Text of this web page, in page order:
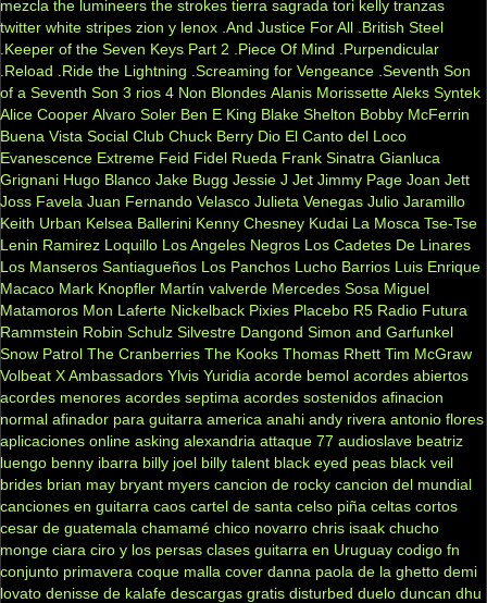
mezcla the lumineers the strokes tierra sagrada tori kelly tranzas
twitter white stripes zion y lenox .And Justice For All .British Steel
.Keeper of the Seven Keys Part 2
.Piece Of Mind
.Purpendicular
.Reload
.Ride the Lightning .Screaming for Vengeance .Seventh Son
of a Seventh Son 3 rios 4 Non Blondes Alanis Morissette Aleks Syntek
Alice Cooper Alvaro Soler Ben E King Blake Shelton Bobby McFerrin
Buena Vista Social Club Chuck Berry Dio El Canto del Loco
Evanescence Extreme Feid Fidel Rueda Frank Sinatra Gianluca
Grignani Hugo Blanco Jake Bugg Jessie J Jet Jimmy Page Joan Jett
Joss Favela Juan Fernando Velasco Julieta Venegas Julio Jaramillo
Keith Urban Kelsea Ballerini Kenny Chesney Kudai La Mosca Tse-Tse
Lenin Ramirez Loquillo Los Angeles Negros Los Cadetes De Linares
Los Manseros Santiagueños Los Panchos Lucho Barrios Luis Enrique
Macaco Mark Knopfler Martín valverde Mercedes Sosa Miguel
Matamoros Mon Laferte Nickelback Pixies Placebo R5 Radio Futura
Rammstein Robin Schulz Silvestre Dangond Simon and Garfunkel
Snow Patrol The Cranberries The Kooks Thomas Rhett Tim McGraw
Volbeat X Ambassadors Ylvis Yuridia acorde bemol acordes abiertos
acordes menores acordes septima acordes sostenidos afinacion
normal afinador para guitarra america anahi andy rivera antonio flores
aplicaciones online asking alexandria attaque 77 audioslave beatriz
luengo benny ibarra billy joel billy talent black eyed peas black veil
brides brian may bryant myers cancion de rocky cancion del mundial
canciones en guitarra caos cartel de santa celso piña celtas cortos
cesar de guatemala chamamé chico novarro chris isaak chucho
monge ciara ciro y los persas clases guitarra en Uruguay codigo fn
conjunto primavera coque malla cover danna paola de la ghetto demi
lovato denisse de kalafe descargas gratis disturbed duelo duncan dhu